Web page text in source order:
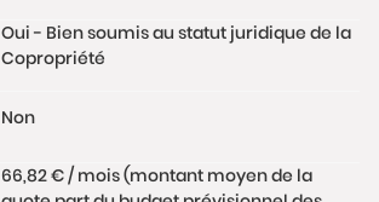
Oui - Bien soumis au statut juridique de la
Copropriété
Non
66,82 € / mois (montant moyen de la